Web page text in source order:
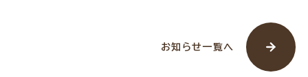
お知らせ一覧へ